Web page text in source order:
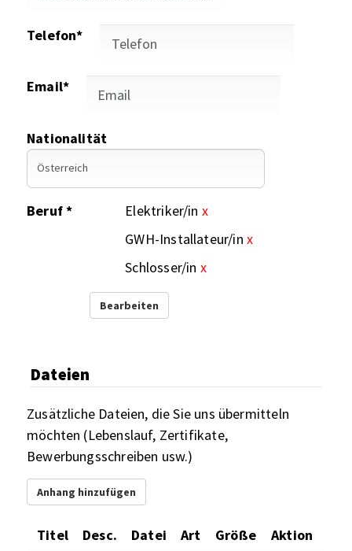
Telefon*
Email*
Nationalität
Beruf * Elektriker/in x
GWH-Installateur/in x
Schlosser/in x
Bearbeiten
Dateien
Zusätzliche Dateien, die Sie uns übermitteln
möchten (Lebenslauf, Zertifikate,
Bewerbungsschreiben usw.)
Anhang hinzufügen
Titel Desc. Datei Art Größe Aktion